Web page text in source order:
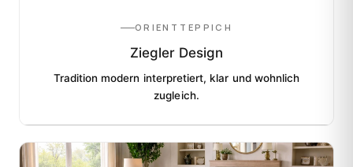
ORIENTTEPPICH
Ziegler Design
Tradition modern interpretiert, klar und wohnlich
zugleich.